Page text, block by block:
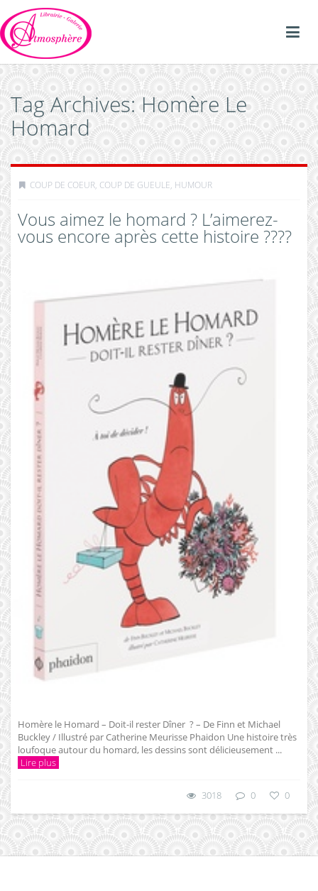
Tag Archives: Homère Le
Homard
COUP DE COEUR, COUP DE GUEULE, HUMOUR
Vous aimez le homard ? L’aimerez-
vous encore après cette histoire ????
Homère le Homard – Doit-il rester Dîner ? – De Finn et Michael
Buckley / Illustré par Catherine Meurisse Phaidon Une histoire très
loufoque autour du homard, les dessins sont délicieusement ...
Lire plus
3018 0 0